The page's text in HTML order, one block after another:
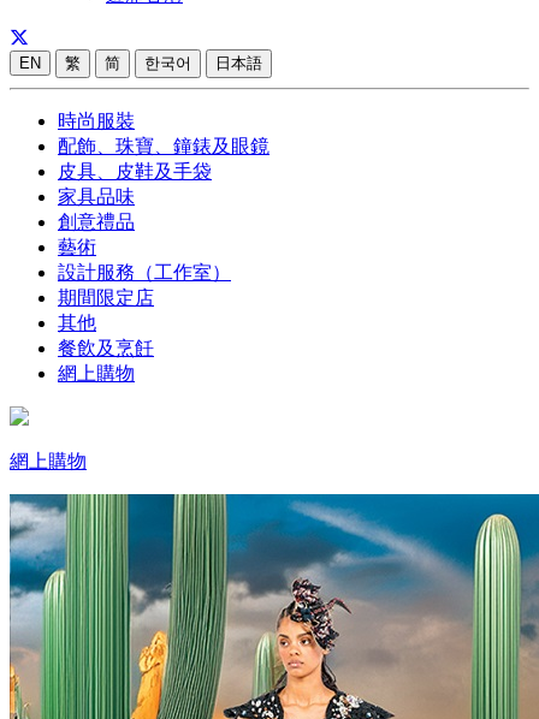
EN 繁 简 한국어 日本語
時尚服裝
配飾、珠寶、鐘錶及眼鏡
皮具、皮鞋及手袋
家具品味
創意禮品
藝術
設計服務（工作室）
期間限定店
其他
餐飲及烹飪
網上購物
網上購物